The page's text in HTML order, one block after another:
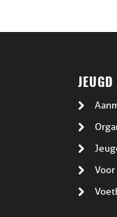
JEUGD
Voor